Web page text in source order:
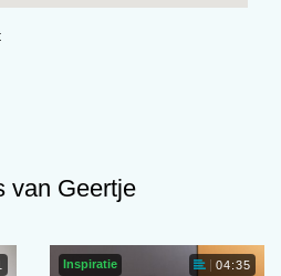
van Geertje
Inspiratie 04:35